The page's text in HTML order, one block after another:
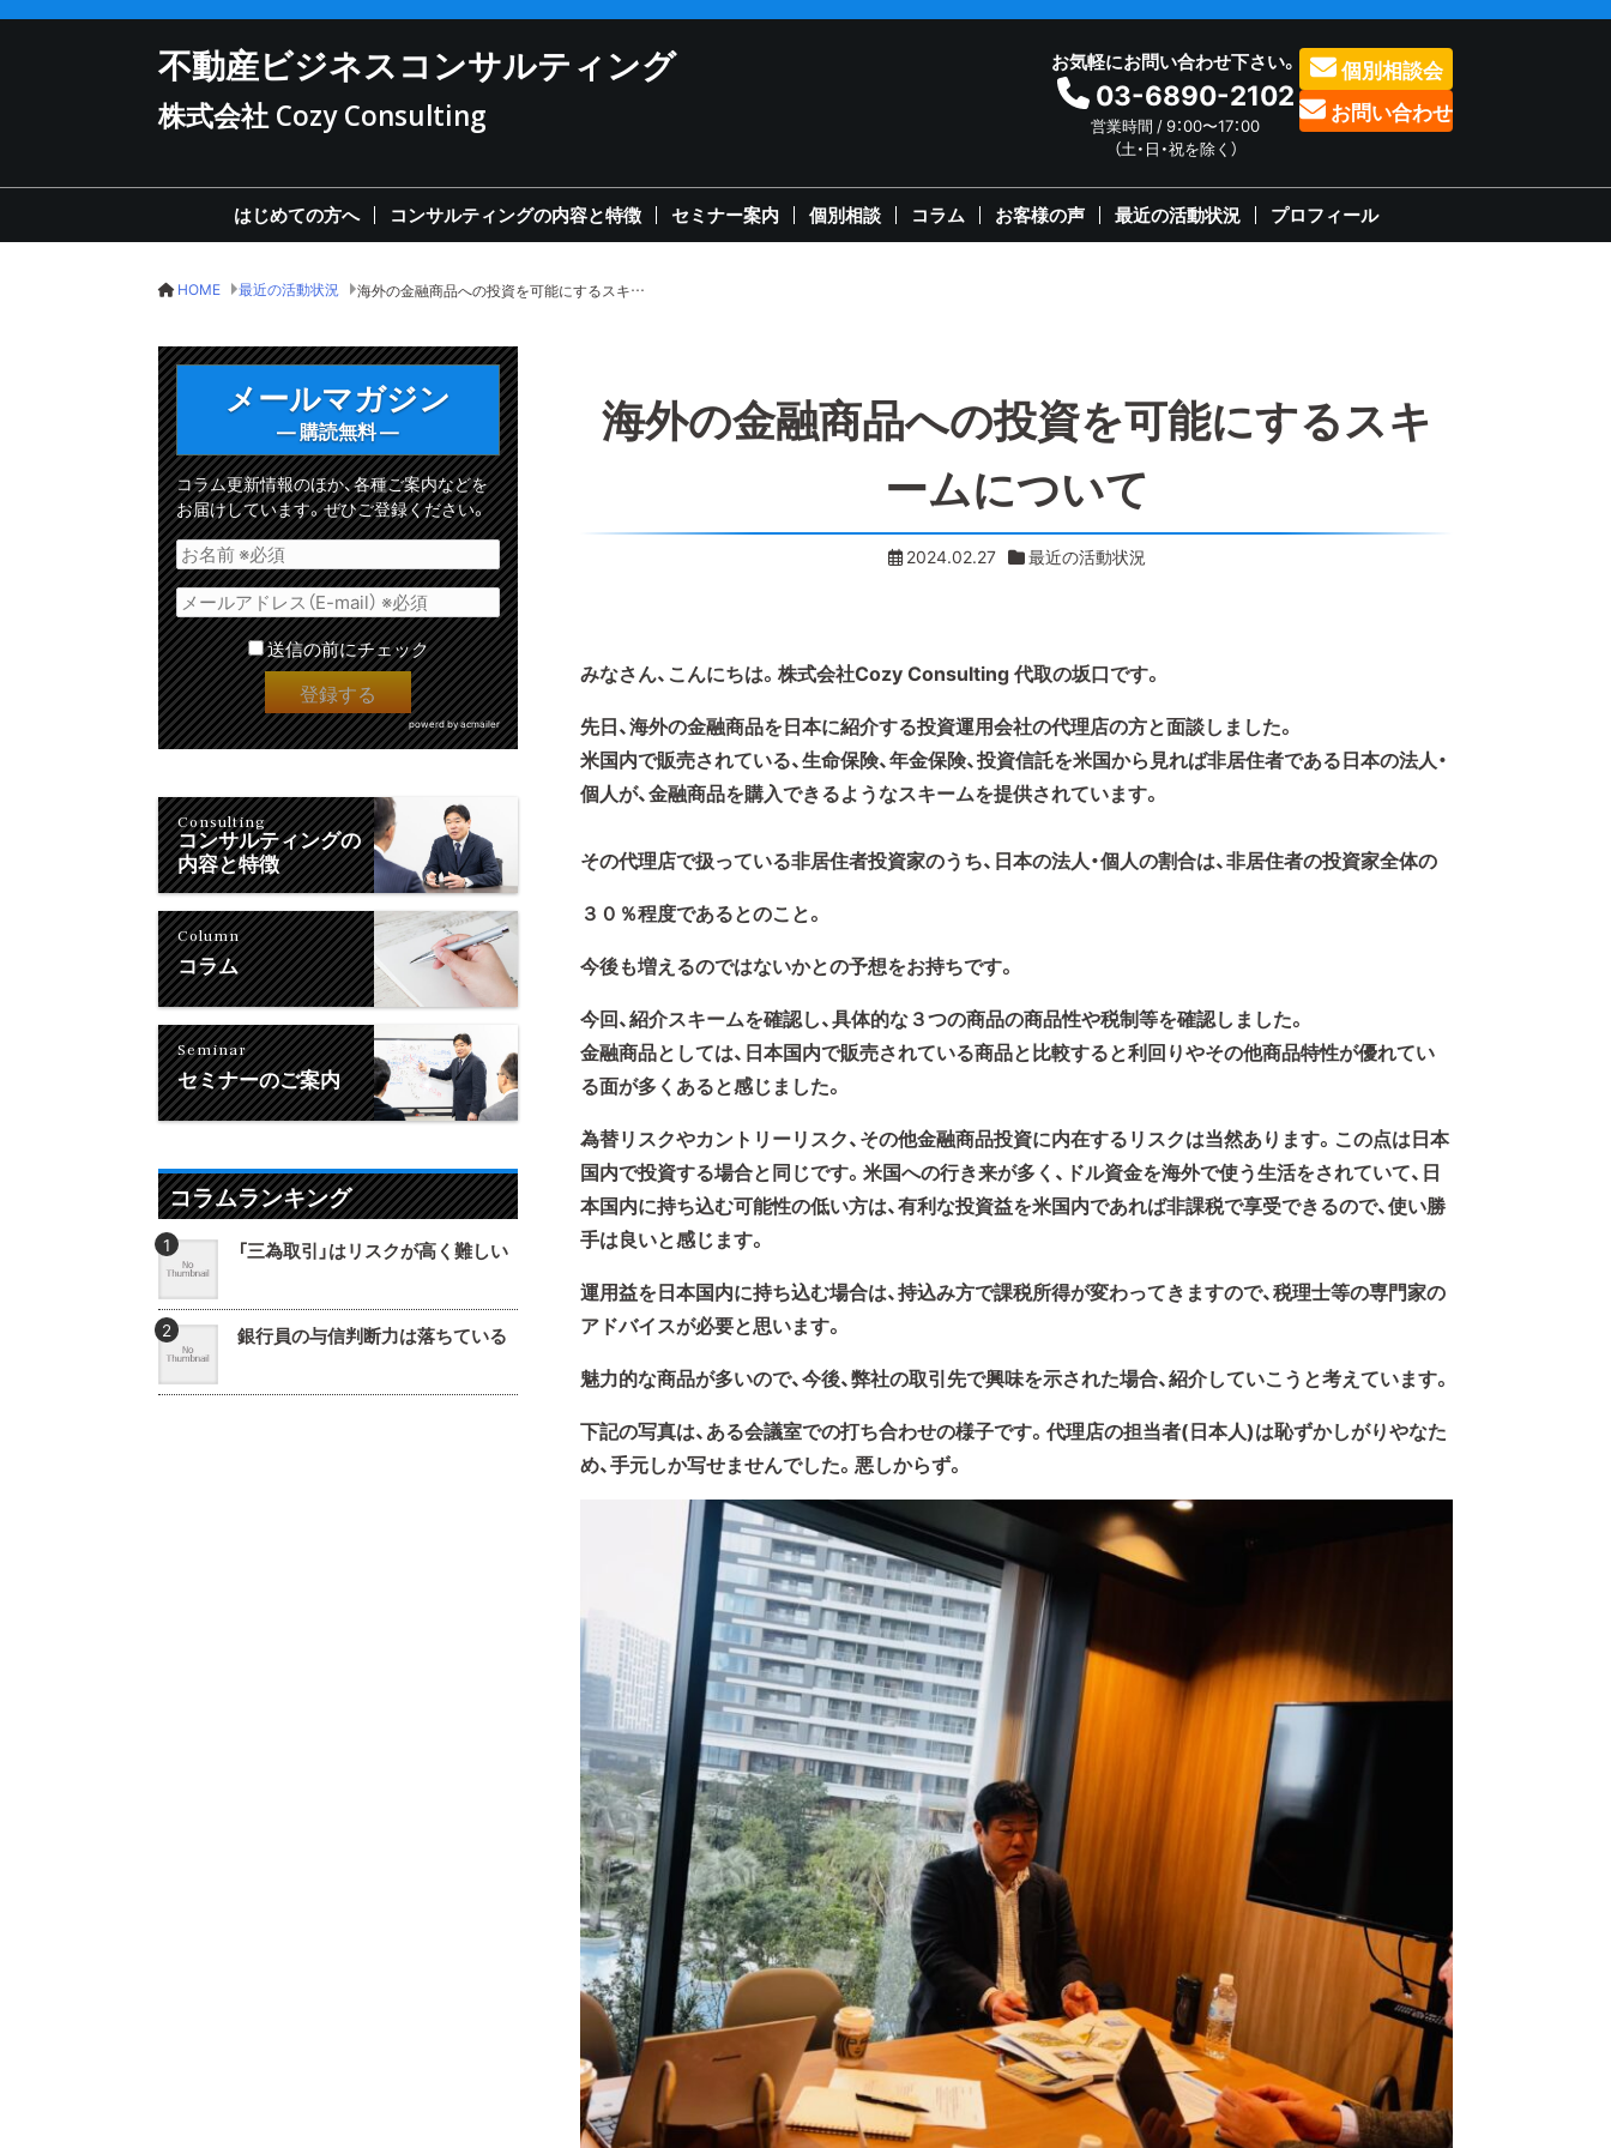
不動産ビジネスコンサルティング
株式会社 Cozy Consulting
お気軽にお問い合わせ下さい。
03-6890-2102
営業時間 / 9：00〜17：00
（土・日・祝を除く）
個別相談会
お問い合わせ
はじめての方へ コンサルティングの内容と特徴 セミナー案内 個別相談 コラム お客様の声 最近の活動状況 プロフィール
HOME 最近の活動状況 海外の金融商品への投資を可能にするスキームについて
海外の金融商品への投資を可能にするスキ
ームについて
2024.02.27 最近の活動状況
みなさん、こんにちは。株式会社Cozy Consulting 代取の坂口です。
先日、海外の金融商品を日本に紹介する投資運用会社の代理店の方と面談しました。
米国内で販売されている、生命保険、年金保険、投資信託を米国から見れば非居住者である日本の法人・
個人が、金融商品を購入できるようなスキームを提供されています。
その代理店で扱っている非居住者投資家のうち、日本の法人・個人の割合は、非居住者の投資家全体の
３０％程度であるとのこと。
今後も増えるのではないかとの予想をお持ちです。
今回、紹介スキームを確認し、具体的な３つの商品の商品性や税制等を確認しました。
金融商品としては、日本国内で販売されている商品と比較すると利回りやその他商品特性が優れてい
る面が多くあると感じました。
為替リスクやカントリーリスク、その他金融商品投資に内在するリスクは当然あります。この点は日本
国内で投資する場合と同じです。米国への行き来が多く、ドル資金を海外で使う生活をされていて、日
本国内に持ち込む可能性の低い方は、有利な投資益を米国内であれば非課税で享受できるので、使い勝
手は良いと感じます。
運用益を日本国内に持ち込む場合は、持込み方で課税所得が変わってきますので、税理士等の専門家の
アドバイスが必要と思います。
魅力的な商品が多いので、今後、弊社の取引先で興味を示された場合、紹介していこうと考えています。
下記の写真は、ある会議室での打ち合わせの様子です。代理店の担当者(日本人)は恥ずかしがりやなた
め、手元しか写せませんでした。悪しからず。
メールマガジン
— 購読無料 —
コラム更新情報のほか、各種ご案内などを
お届けしています。ぜひご登録ください。
送信の前にチェック
powerd by acmailer
Consulting
コンサルティングの
内容と特徴
Column
コラム
Seminar
セミナーのご案内
コラムランキング
「三為取引」はリスクが高く難しい
銀行員の与信判断力は落ちている